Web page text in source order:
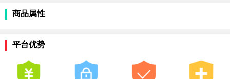
商品属性
平台优势